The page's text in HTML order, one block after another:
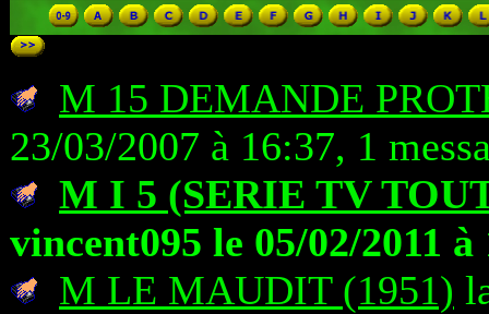
M 15 DEMANDE
23/03/2007 à 16:37, 1
M I 5 (SERIE TV
vincent095 le 05/02/2011 à
M LE MAUDIT (1951)